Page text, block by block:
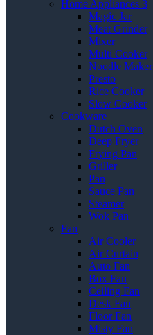
Home Appliances 3
Magic Jar
Meat Grinder
Mixer
Multi Cooker
Noodle Maker
Presto
Rice Cooker
Slow Cooker
Cookware
Dutch Oven
Deep Fryer
Frying Pan
Griller
Pan
Sauce Pan
Steamer
Wok Pan
Fan
Air Cooler
Air Curtain
Auto Fan
Box Fan
Ceiling Fan
Desk Fan
Floor Fan
Misty Fan